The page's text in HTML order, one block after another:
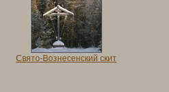
Свято-Вознесенский скит